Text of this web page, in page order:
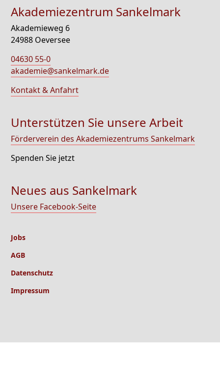
Akademiezentrum Sankelmark
Akademieweg 6
24988 Oeversee
04630 55-0
akademie@sankelmark.de
Kontakt & Anfahrt
Unterstützen Sie unsere Arbeit
Förderverein des Akademiezentrums Sankelmark
Spenden Sie jetzt
Neues aus Sankelmark
Unsere Facebook-Seite
Jobs
AGB
Datenschutz
Impressum